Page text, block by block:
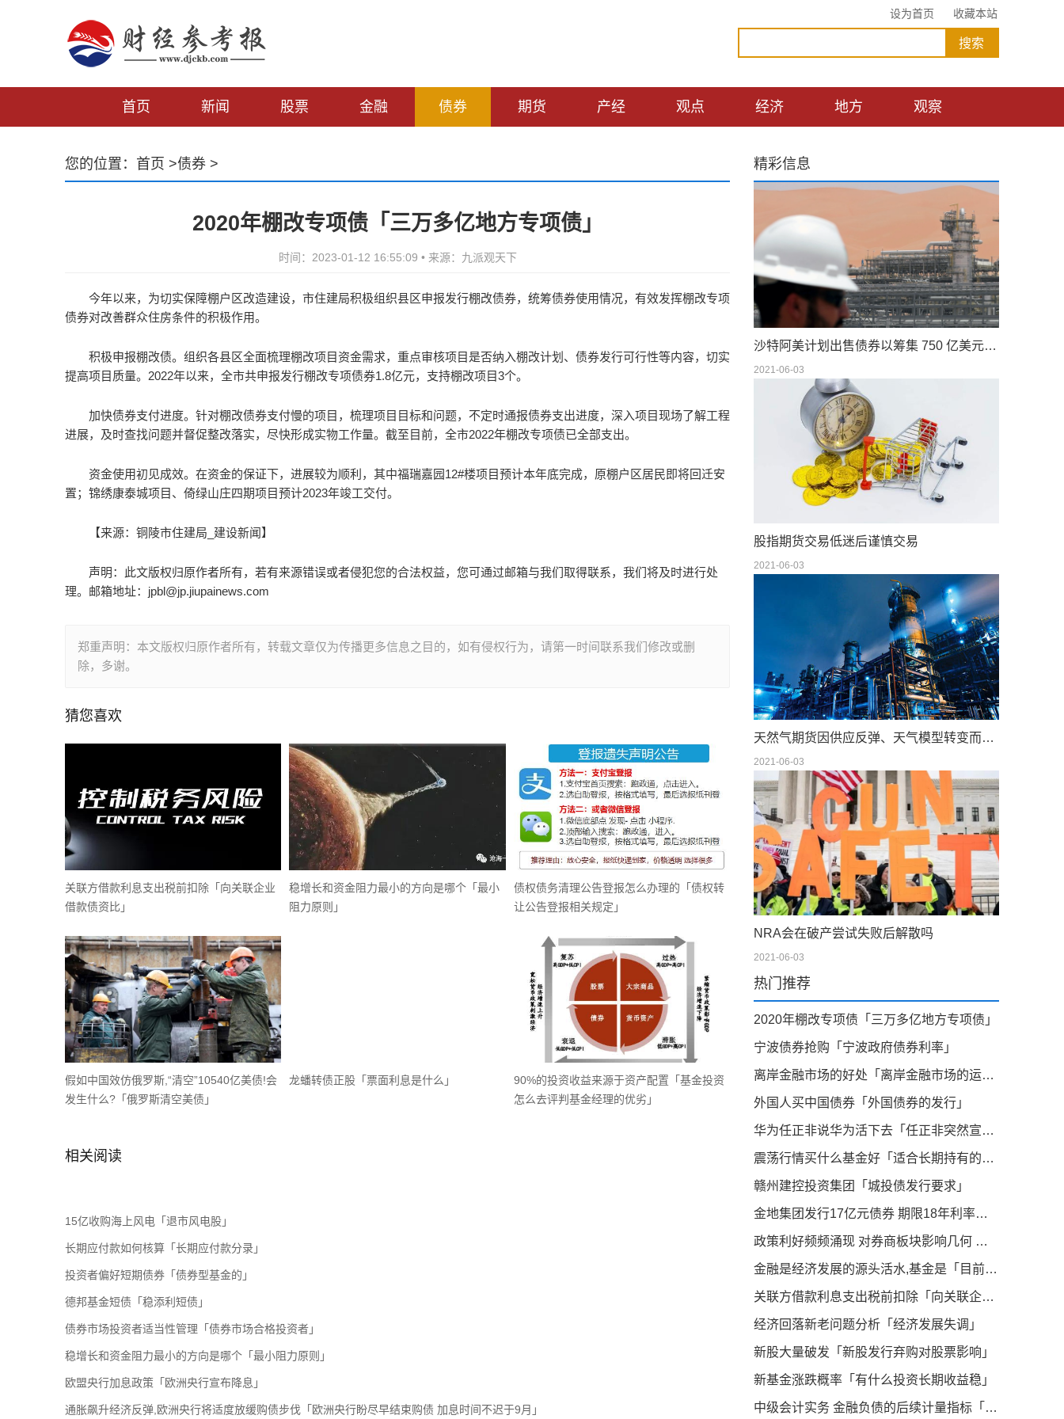
设为首页 收藏本站
首页 新闻 股票 金融 债券 期货 产经 观点 经济 地方 观察
您的位置： 首页 >债券 >
2020年棚改专项债「三万多亿地方专项债」
时间：2023-01-12 16:55:09 • 来源：九派观天下
今年以来，为切实保障棚户区改造建设，市住建局积极组织县区申报发行棚改债券，统筹债券使用情况，有效发挥棚改专项
债券对改善群众住房条件的积极作用。
积极申报棚改债。组织各县区全面梳理棚改项目资金需求，重点审核项目是否纳入棚改计划、债券发行可行性等内容，切实
提高项目质量。2022年以来，全市共申报发行棚改专项债券1.8亿元，支持棚改项目3个。
加快债券支付进度。针对棚改债券支付慢的项目，梳理项目目标和问题，不定时通报债券支出进度，深入项目现场了解工程
进展，及时查找问题并督促整改落实，尽快形成实物工作量。截至目前，全市2022年棚改专项债已全部支出。
资金使用初见成效。在资金的保证下，进展较为顺利，其中福瑞嘉园12#楼项目预计本年底完成，原棚户区居民即将回迁安
置；锦绣康泰城项目、倚绿山庄四期项目预计2023年竣工交付。
【来源：铜陵市住建局_建设新闻】
声明：此文版权归原作者所有，若有来源错误或者侵犯您的合法权益，您可通过邮箱与我们取得联系，我们将及时进行处
理。邮箱地址： jpbl@jp.jiupainews.com
郑重声明：本文版权归原作者所有，转载文章仅为传播更多信息之目的，如有侵权行为，请第一时间联系我们修改或删
除，多谢。
猜您喜欢
关联方借款利息支出税前扣除「向关联企业
借款债资比」
稳增长和资金阻力最小的方向是哪个「最小
阻力原则」
债权债务清理公告登报怎么办理的「债权转
让公告登报相关规定」
假如中国效仿俄罗斯,“清空”10540亿美债!会
发生什么?「俄罗斯清空美债」
龙蟠转债正股「票面利息是什么」
90%的投资收益来源于资产配置「基金投资
怎么去评判基金经理的优劣」
相关阅读
15亿收购海上风电「退市风电股」
长期应付款如何核算「长期应付款分录」
投资者偏好短期债券「债券型基金的」
德邦基金短债「稳添利短债」
债券市场投资者适当性管理「债券市场合格投资者」
稳增长和资金阻力最小的方向是哪个「最小阻力原则」
欧盟央行加息政策「欧洲央行宣布降息」
通胀飙升经济反弹,欧洲央行将适度放缓购债步伐「欧洲央行盼尽早结束购债 加息时间不迟于9月」
精彩信息
沙特阿美计划出售债券以筹集 750 亿美元的股息
2021-06-03
股指期货交易低迷后谨慎交易
2021-06-03
天然气期货因供应反弹、天气模型转变而下滑；现金仍在摇摆
2021-06-03
NRA会在破产尝试失败后解散吗
2021-06-03
热门推荐
2020年棚改专项债「三万多亿地方专项债」
宁波债券抢购「宁波政府债券利率」
离岸金融市场的好处「离岸金融市场的运作」
外国人买中国债券「外国债券的发行」
华为任正非说华为活下去「任正非突然宣布好消息」
震荡行情买什么基金好「适合长期持有的基金板块」
赣州建控投资集团「城投债发行要求」
金地集团发行17亿元债券 期限18年利率为4 8年「公司债券年利率」
政策利好频频涌现 对券商板块影响几何 「板块受政策利好消息」
金融是经济发展的源头活水,基金是「目前金融业的发展趋势」
关联方借款利息支出税前扣除「向关联企业借款债资比」
经济回落新老问题分析「经济发展失调」
新股大量破发「新股发行弃购对股票影响」
新基金涨跌概率「有什么投资长期收益稳」
中级会计实务 金融负债的后续计量指标「金融负债的后续计量」